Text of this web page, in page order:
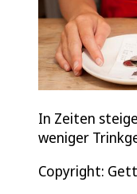
In Zeiten
weniger
Copyright: